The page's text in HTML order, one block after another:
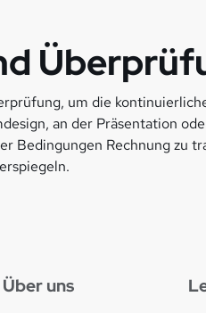
um die
an der Präsentation
Rechnung zu
Über uns